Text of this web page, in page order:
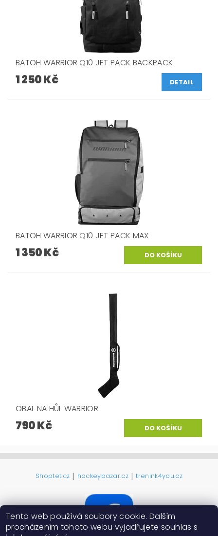
BATOH WARRIOR Q10 JET PACK BACKPACK
1 250 Kč DETAIL
BATOH WARRIOR Q10 JET PACK MAX
1 350 Kč
OBAL NA HŮL WARRIOR
790 Kč
Shoptet.cz | hockeybazar.cz | trenink4you.cz
Tento web používá soubory cookie. Dalším
procházením tohoto webu vyjadřujete souhlas s